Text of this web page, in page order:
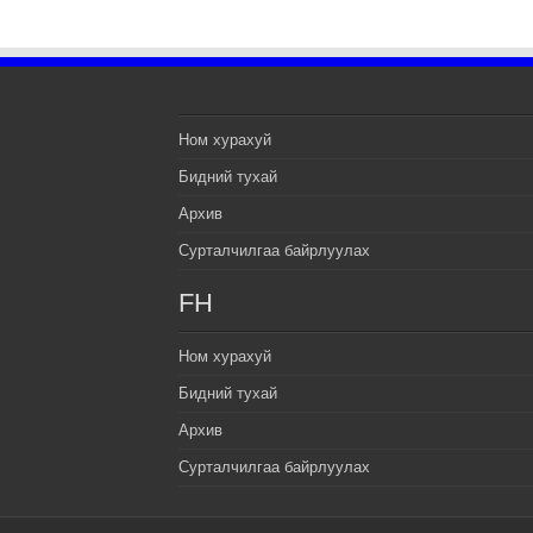
Ном хурахуй
Бидний тухай
Архив
Сурталчилгаа байрлуулах
FH
Ном хурахуй
Бидний тухай
Архив
Сурталчилгаа байрлуулах